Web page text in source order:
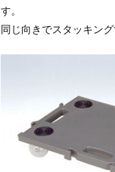
す。
同じ向きでスタッキン